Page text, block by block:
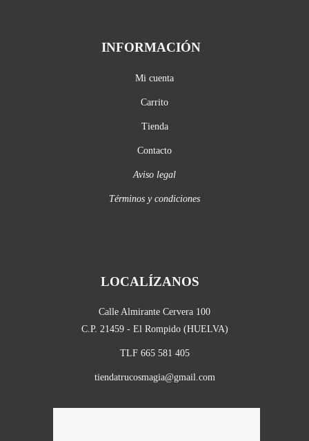
INFORMACIÓN
Mi cuenta
Carrito
Tienda
Contacto
Aviso legal
Términos y condiciones
LOCALÍZANOS
Calle Almirante Cervera 100
C.P. 21459 - El Rompido (HUELVA)
TLF 665 581 405
tiendatrucosmagia@gmail.com